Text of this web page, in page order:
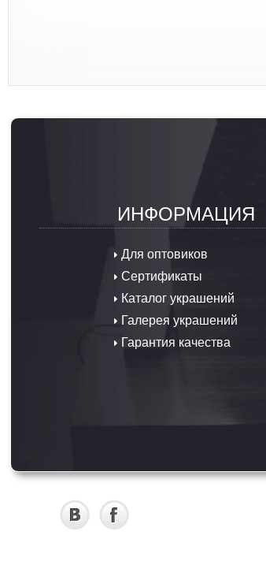
ИНФОРМАЦИЯ
Для оптовиков
Сертификаты
Каталог украшений
Галерея украшений
Гарантия качества